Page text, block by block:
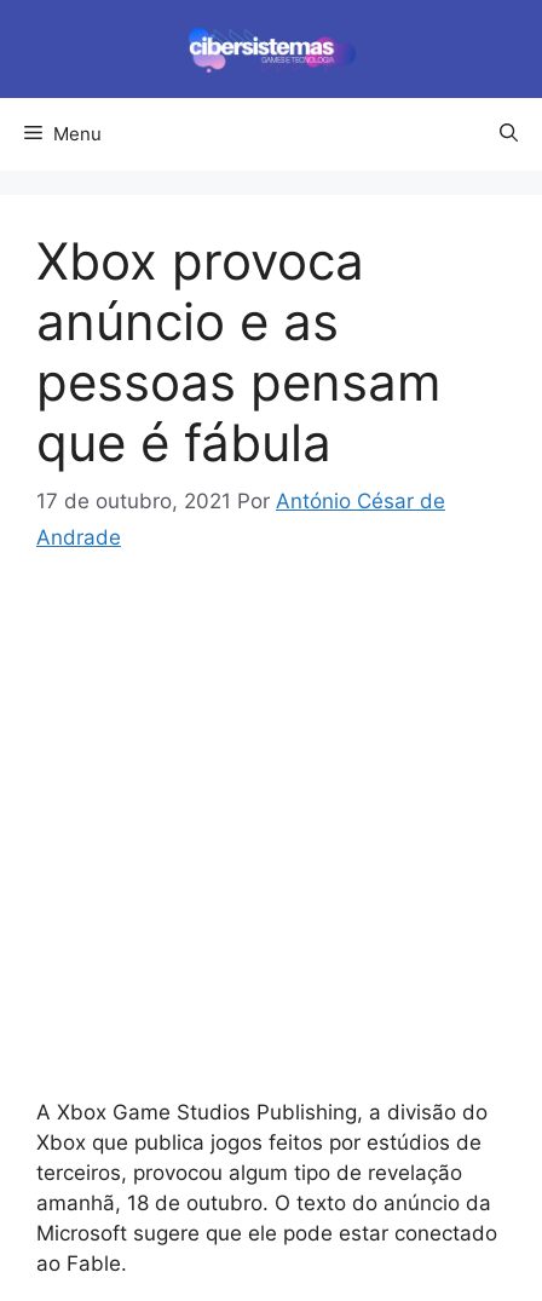
conteúdo
Menu
Xbox provoca
anúncio e as
pessoas pensam
que é fábula
17 de outubro, 2021 Por António César de
Andrade
A Xbox Game Studios Publishing, a divisão do
Xbox que publica jogos feitos por estúdios de
terceiros, provocou algum tipo de revelação
amanhã, 18 de outubro. O texto do anúncio da
Microsoft sugere que ele pode estar conectado
ao Fable.